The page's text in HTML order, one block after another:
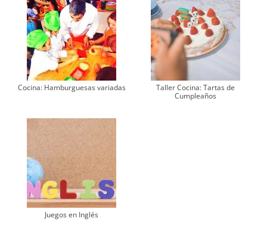
Cocina: Hamburguesas variadas
Taller Cocina: Tartas de
Cumpleaños
Juegos en Inglés